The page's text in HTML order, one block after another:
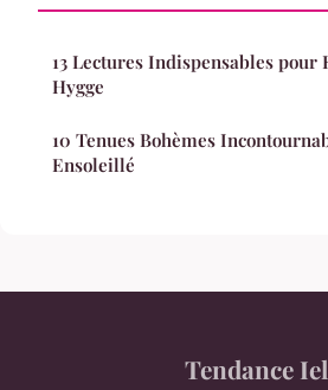
13 Lectures Indispensables
Hygge
10 Tenues Bohèmes
Ensoleillé
Tendance